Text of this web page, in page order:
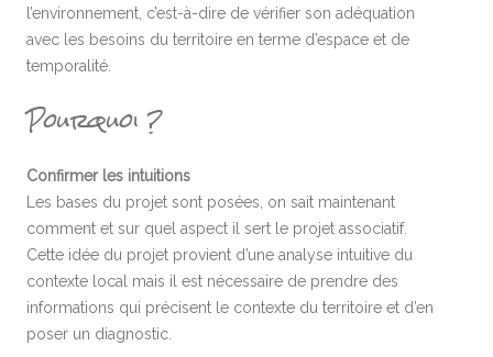
l’environnement, c’est-à-dire de vérifier son adéquation
avec les besoins du territoire en terme d’espace et de
temporalité.
Pourquoi ?
Confirmer les intuitions
Les bases du projet sont posées, on sait maintenant
comment et sur quel aspect il sert le projet associatif.
Cette idée du projet provient d’une analyse intuitive du
contexte local mais il est nécessaire de prendre des
informations qui précisent le contexte du territoire et d’en
poser un diagnostic.